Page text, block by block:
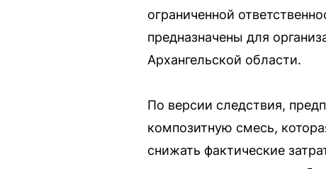
ограниченной
предназначены для
Архангельской области.
По версии следствия,
композитную смесь,
снижать фактические